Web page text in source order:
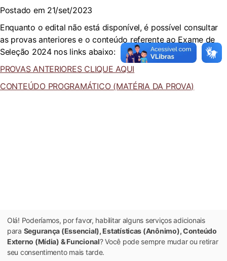
Postado em 21/set/2023
Enquanto o edital não está disponível, é possível consultar
as provas anteriores e o conteúdo referente ao Exame de
Seleção 2024 nos links abaixo:
PROVAS ANTERIORES CLIQUE AQUI
CONTEÚDO PROGRAMÁTICO (MATÉRIA DA PROVA)
Olá! Poderíamos, por favor, habilitar alguns serviços adicionais
para Segurança (Essencial), Estatísticas (Anônimo), Conteúdo
Externo (Mídia) & Funcional? Você pode sempre mudar ou retirar
seu consentimento mais tarde.